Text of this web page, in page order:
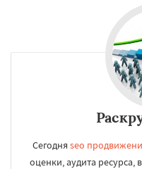
Сегодня seo
оценки, аудита ресурса,